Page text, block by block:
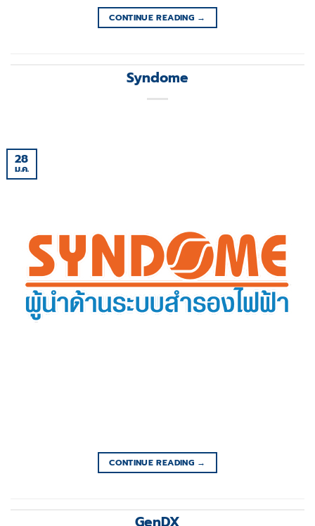
CONTINUE READING →
Syndome
28
ม.ค.
CONTINUE READING →